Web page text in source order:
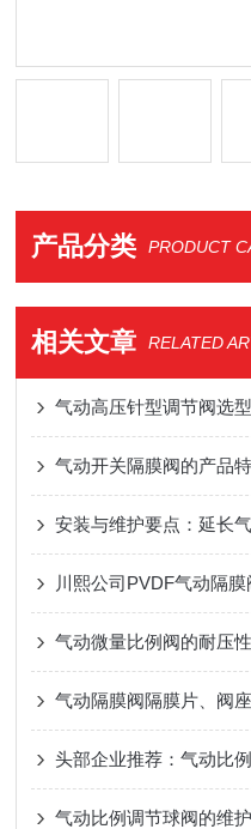
产品分类 PRODUCT
相关文章 RELATED
气动开关隔膜阀的产品
安装与维护要点：延长
川熙公司PVDF气动隔
气动微量比例阀的耐压
头部企业推荐：气动比
气动比例调节球阀的维